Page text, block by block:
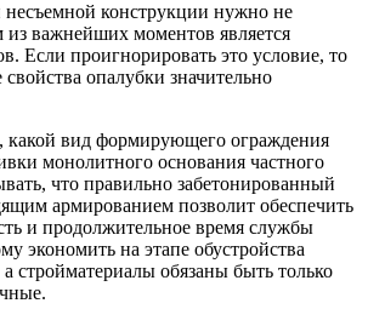
несъемной конструкции нужно не
из важнейших моментов является
Если проигнорировать это условие, то
опалубки значительно
какой вид формирующего ограждения
монолитного основания частного
что правильно забетонированный
армированием позволит обеспечить
и продолжительное время службы
экономить на этапе обустройства
стройматериалы обязаны быть только